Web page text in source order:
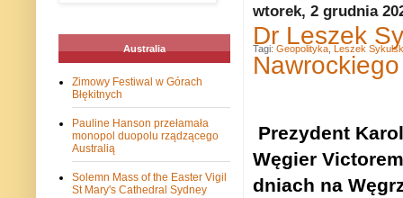
wtorek, 2 grudnia
Dr Leszek
Nawrockiego
Prezydent
Węgier
dniach na
Tagi: Geopolityka Leszek
Australia
Zimowy Festiwal w Górach
Błękitnych
Pauline Hanson przełamała
monopol duopolu rządzącego
Australią
Solemn Mass of the Easter Vigil
St Mary's Cathedral Sydney